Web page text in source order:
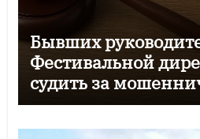
Бывших
Фестивальной
судить за